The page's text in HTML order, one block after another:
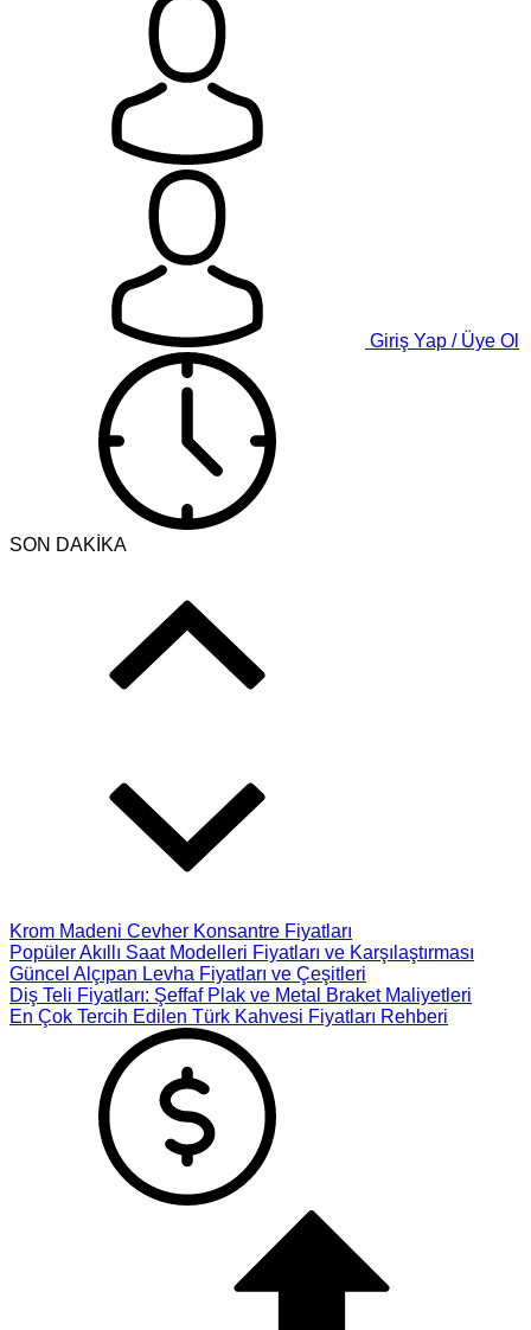
Giriş Yap / Üye Ol
SON DAKİKA
Krom Madeni Cevher Konsantre Fiyatları
Popüler Akıllı Saat Modelleri Fiyatları ve Karşılaştırması
Güncel Alçıpan Levha Fiyatları ve Çeşitleri
Diş Teli Fiyatları: Şeffaf Plak ve Metal Braket Maliyetleri
En Çok Tercih Edilen Türk Kahvesi Fiyatları Rehberi